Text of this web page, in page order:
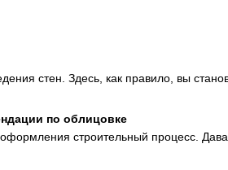
стен. Здесь, как правило, вы
по облицовке
строительный процесс.